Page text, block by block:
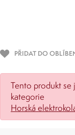
PŘIDAT DO
Tento produkt se
kategorie
Horská